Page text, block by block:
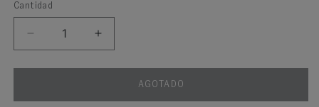
Cantidad
Reducir cantidad para Opti-Free Moist 300 ml
Aumentar cantidad para Opti-Free Moist 300 ml
AGOTADO